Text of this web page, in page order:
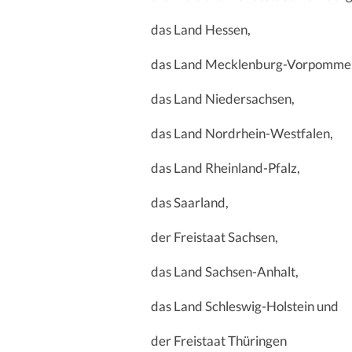
das Land Hessen,
das Land Mecklenburg-
das Land Niedersachsen,
das Land Nordrhein-Westfalen,
das Land Rheinland-Pfalz,
das Saarland,
der Freistaat Sachsen,
das Land Sachsen-Anhalt,
das Land Schleswig-Holstein und
der Freistaat Thüringen